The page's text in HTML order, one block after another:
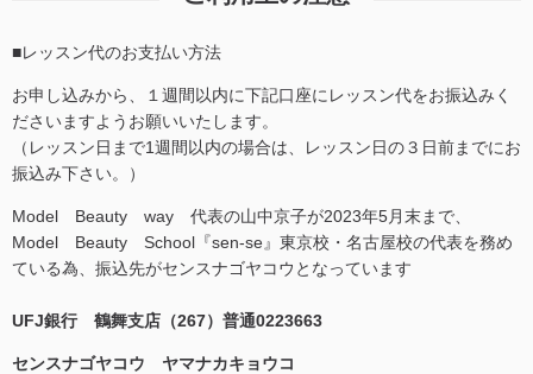
■レッスン代のお支払い方法
お申し込みから、１週間以内に下記口座にレッスン代をお振込みく
ださいますようお願いいたします。
（レッスン日まで1週間以内の場合は、レッスン日の３日前までにお
振込み下さい。）
Model Beauty way 代表の山中京子が2023年5月末まで、
Model Beauty School『sen-se』東京校・名古屋校の代表を務め
ている為、振込先がセンスナゴヤコウとなっています
UFJ銀行 鶴舞支店（267）普通0223663
センスナゴヤコウ ヤマナカキョウコ